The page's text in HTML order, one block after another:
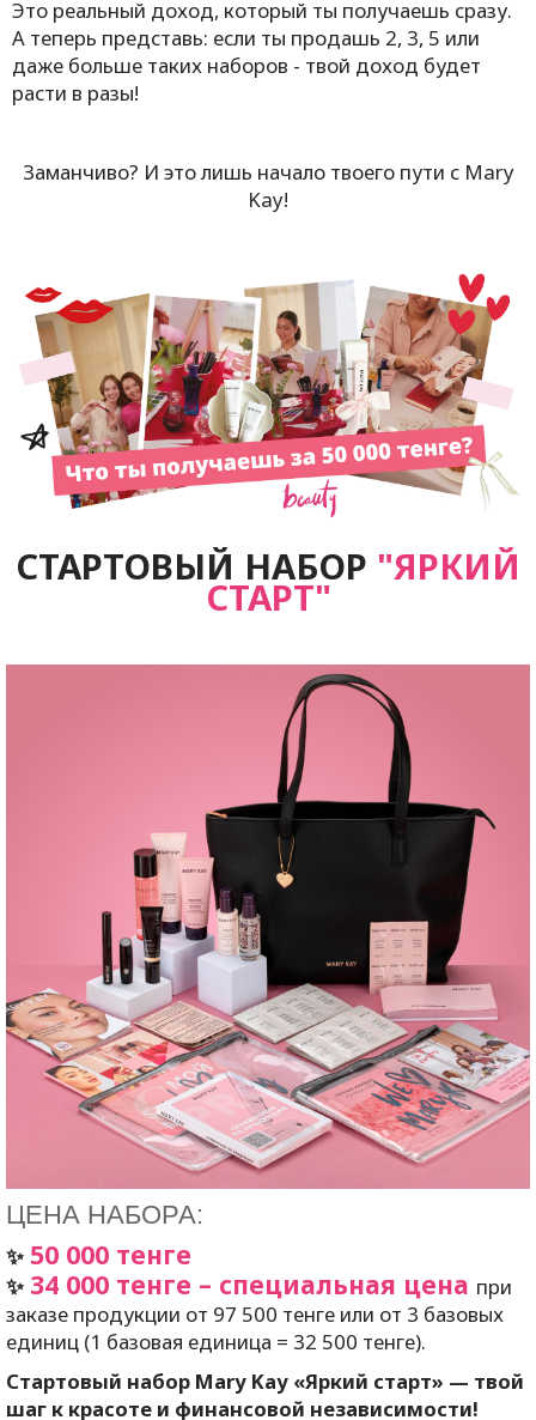
Это реальный доход, который ты получаешь сразу.
А теперь представь: если ты продашь 2, 3, 5 или
даже больше таких наборов - твой доход будет
расти в разы!
Заманчиво? И это лишь начало твоего пути с Mary
Kay!
СТАРТОВЫЙ НАБОР "ЯРКИЙ
СТАРТ"
ЦЕНА НАБОРА:
✨ 50 000 тенге
✨ 34 000 тенге – специальная цена при
заказе продукции от 97 500 тенге или от 3 базовых
единиц (1 базовая единица = 32 500 тенге).
Стартовый набор Mary Kay «Яркий старт» — твой
шаг к красоте и финансовой независимости!